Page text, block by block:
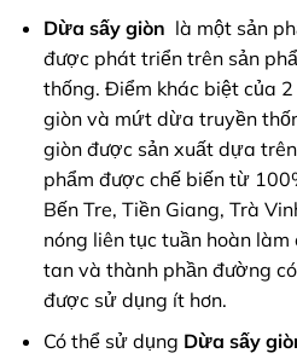
Dừa sấy giòn là một sản
được phát triển trên sản
thống. Điểm khác biệt của
giòn và mứt dừa truyền
giòn được sản xuất dựa
phẩm được chế biến từ
Bến Tre, Tiền Giang, Trà
nóng liên tục tuần hoàn làm
tan và thành phần đường
được sử dụng ít hơn.
Có thể sử dụng Dừa sấy